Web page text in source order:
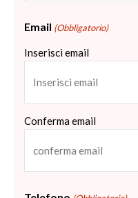
Email (Obbligatorio)
Inserisci email
Conferma email